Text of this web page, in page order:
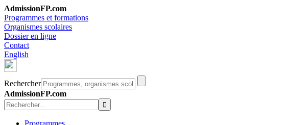
AdmissionFP.com
Programmes et formations
Organismes scolaires
Dossier en ligne
Contact
English
Rechercher
AdmissionFP.com